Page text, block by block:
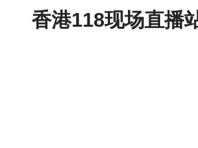
香港118现场直播